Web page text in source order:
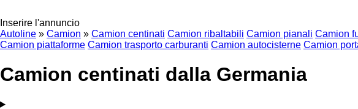
Inserire l'annuncio
Autoline » Camion » Camion centinati Camion ribaltabili Camion pianali Camion
Camion piattaforme Camion trasporto carburanti Camion autocisterne Camion
Camion centinati dalla Germania